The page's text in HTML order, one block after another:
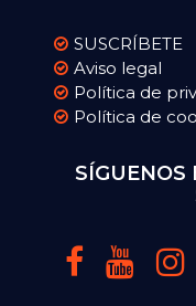
SUSCRÍBETE
Aviso legal
Política de
Política de
SÍGUENOS